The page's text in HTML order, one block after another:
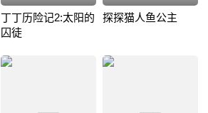
丁丁历险记2:太阳的
囚徒
探探猫人鱼公主